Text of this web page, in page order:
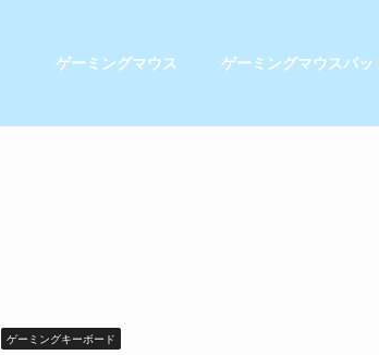
ゲーミングマウス ゲーミングマウスパッ
ゲーミングキーボード